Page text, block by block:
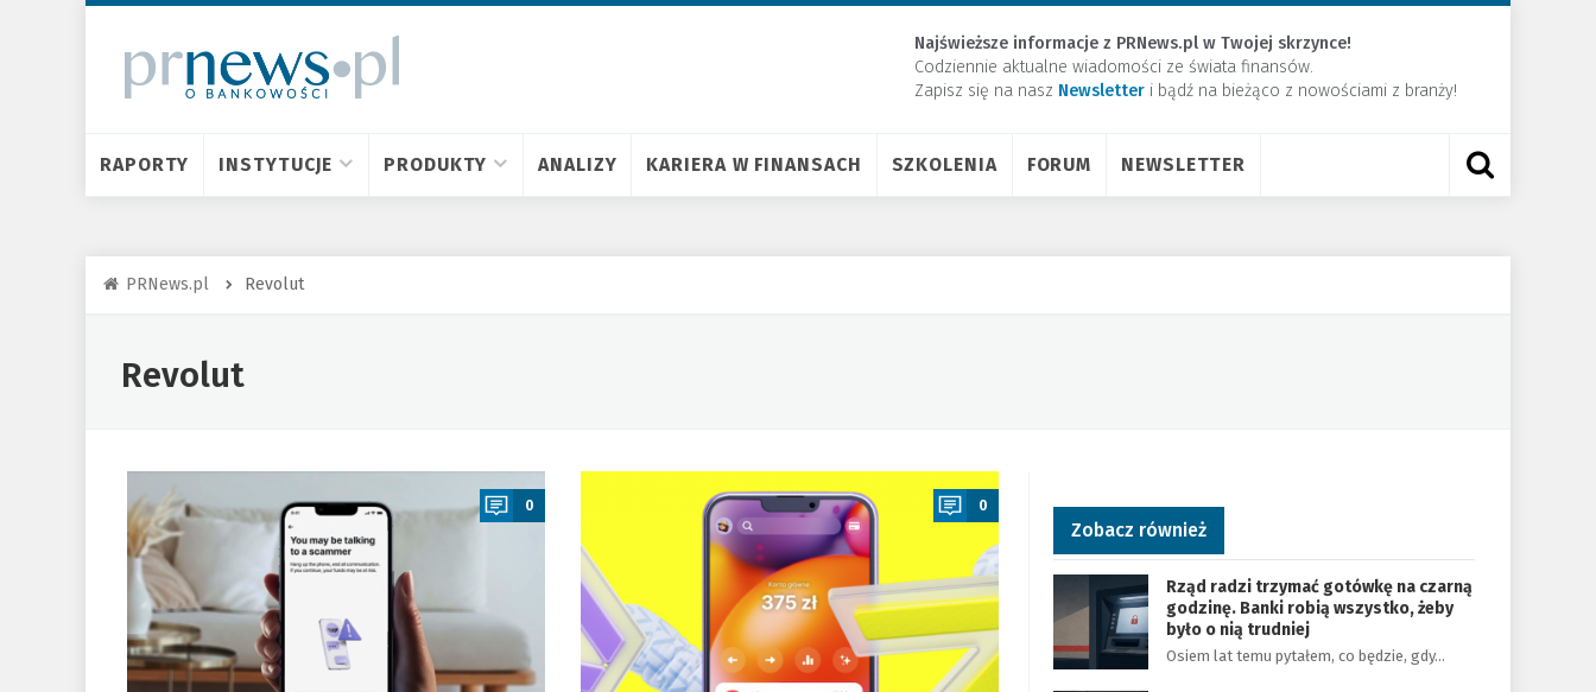
Najświeższe informacje z PRNews.pl w Twojej skrzynce!
Codziennie aktualne wiadomości ze świata finansów.
Zapisz się na nasz Newsletter ​i bądź na bieżąco z nowościami z branży!
RAPORTY INSTYTUCJE PRODUKTY ANALIZY KARIERA W FINANSACH SZKOLENIA FORUM NEWSLETTER
PRNews.pl Revolut
Revolut
a
0
a
0
Zobacz również
Rząd radzi trzymać gotówkę na czarną
godzinę. Banki robią wszystko, żeby
było o nią trudniej
Osiem lat temu pytałem, co będzie, gdy…